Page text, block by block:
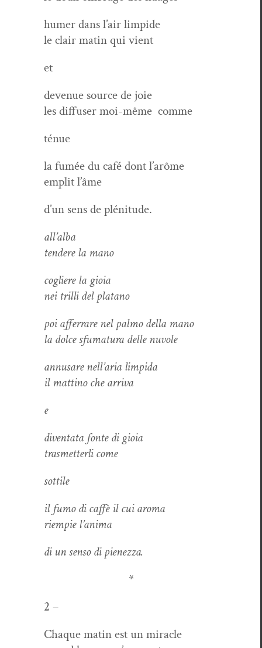
humer dans l’air limpide
le clair matin qui vient
et
dev­enue source de joie
les dif­fuser moi-même comme
ténue
la fumée du café dont l’arôme
emplit l’âme
d’un sens de plénitude.
all’al­ba
ten­dere la mano
cogliere la gioia
nei tril­li del platano
poi affer­rare nel pal­mo del­la mano
la dolce sfu­matu­ra delle nuvole
annusare nel­l’aria limpida
il mat­ti­no che arriva
e
diven­ta­ta fonte di gioia
trasmet­ter­li come
sot­tile
il fumo di caf­fè il cui aroma
riem­pie l’anima
di un sen­so di pienezza.
*
2 –
Chaque matin est un miracle